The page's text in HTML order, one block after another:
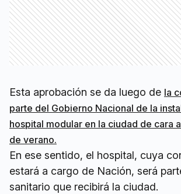
Esta aprobación se da luego de la
parte del Gobierno Nacional de la
hospital modular en la ciudad de cara
de verano.
En ese sentido, el hospital, cuya
estará a cargo de Nación, será
sanitario que recibirá la ciudad.